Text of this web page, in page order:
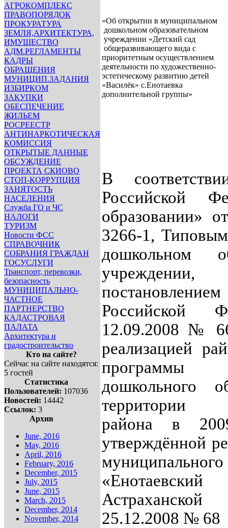
АГРОКОМПЛЕКС
ПРАВОПОРЯДОК
ПРОКУРАТУРА
ЗЕМЛЯ,АРХИТЕКТУРА,
ИМУЩЕСТВО
АДМ.РЕГЛАМЕНТЫ
КАДРЫ
ОБРАЩЕНИЯ
МУНИЦИП.ЗАДАНИЯ
ИЗБИРКОМ
ЗАКУПКИ
ОБЕСПЕЧЕНИЕ
ЖИЛЬЕМ
РОСРЕЕСТР
АНТИНАРКОТИЧЕСКАЯ
КОМИССИЯ
ОТКРЫТЫЕ ДАННЫЕ
ОБСУЖДЕНИЕ
ПРОЕКТА СКИОВО
СТОП-КОРРУПЦИЯ
ЗАНЯТОСТЬ
НАСЕЛЕНИЯ
Служба ГО и ЧС
НАЛОГИ
ТУРИЗМ
Новости ФСС
СПРАВОЧНИК
СОБРАНИЯ ГРАЖДАН
ГОСУСЛУГИ
Транспорт, перевозки,
безопасность
МУНИЦИПАЛЬНО-
ЧАСТНОЕ
ПАРТНЕРСТВО
КАДАСТРОВАЯ
ПАЛАТА
Архитектура и
градостроительство
Кто на сайте?
Сейчас на сайте находятся:
5 гостей
Статистика
Пользователей: 107036
Новостей: 14442
Ссылок: 3
Архив
June, 2016
May, 2016
April, 2016
February, 2016
December, 2015
July, 2015
June, 2015
March, 2015
December, 2014
November, 2014
«Об открытии в муниципальном
дошкольном образовательном
учреждении «Детский сад
общеразвивающего вида с
приоритетным осуществлением
деятельности по художественно-
эстетическому развитию детей
«Василёк» с.Енотаевка
дополнительной группы»
В
Российской
образовании»
3266-1,
дошкольном
учреждении,
Российской
12.09.2008 №
реализацией
программы
дошкольного
территории
района в
утверждённой
25.12.2008 № 68